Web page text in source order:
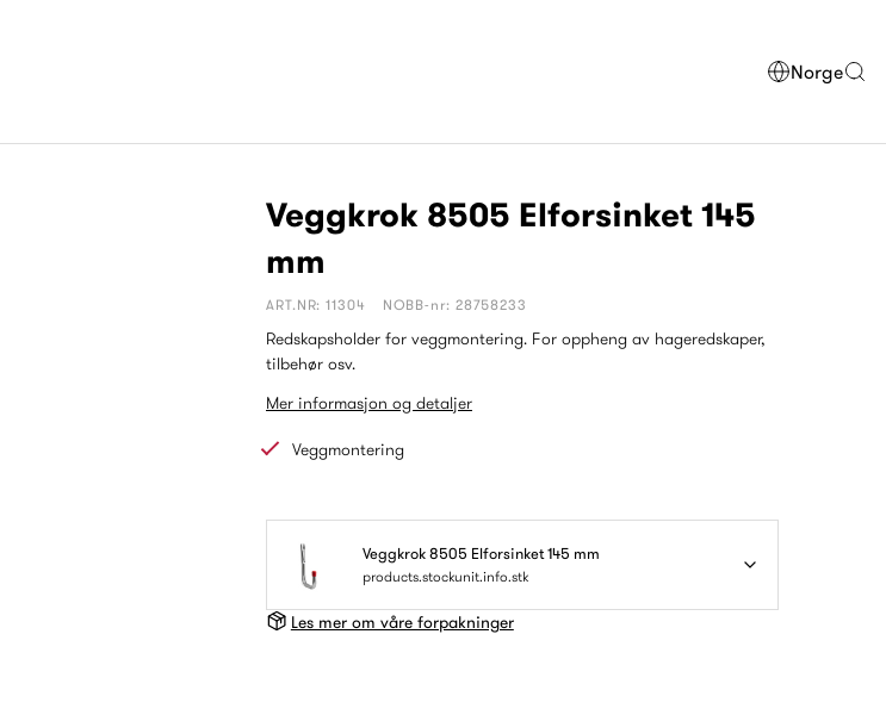
Norge
Veggkrok 8505 Elforsinket 145
mm
ART.NR: 11304 NOBB-nr: 28758233
Redskapsholder for veggmontering. For oppheng av hageredskaper,
tilbehør osv.
Mer informasjon og detaljer
Veggmontering
Veggkrok 8505 Elforsinket 145 mm
products.stockunit.info.stk
Les mer om våre forpakninger